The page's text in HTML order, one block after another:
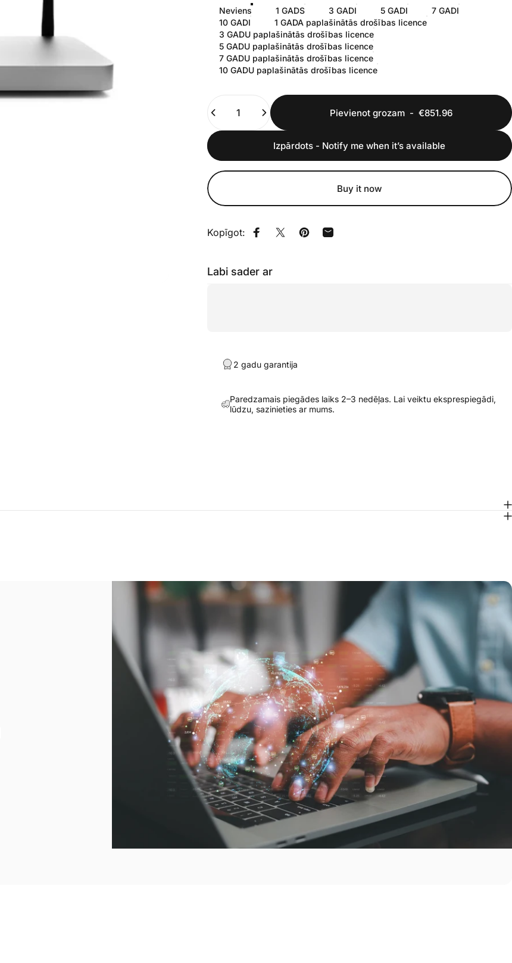
Neviens 1 GADS 3 GADI 5 GADI
7 GADI
10 GADI
1 GADA paplašinātās drošības licence
3 GADU paplašinātās drošības licence
5 GADU paplašinātās drošības licence
7 GADU paplašinātās drošības licence
10 GADU paplašinātās drošības licence
Daudzums
Pievienot grozam- €851.96
Izpārdots - Notify me when it’s available
Buy it now
Kopīgot: Kopīgot Facebook
Kopīgot vietnē X
Piespraust vietnē Pinterest
Kopīgot pa e-pastu
Labi sader ar
2 gadu garantija
Paredzamais piegādes laiks 2–3 nedēļas. Lai veiktu eksprespiegādi,
lūdzu, sazinieties ar mums.